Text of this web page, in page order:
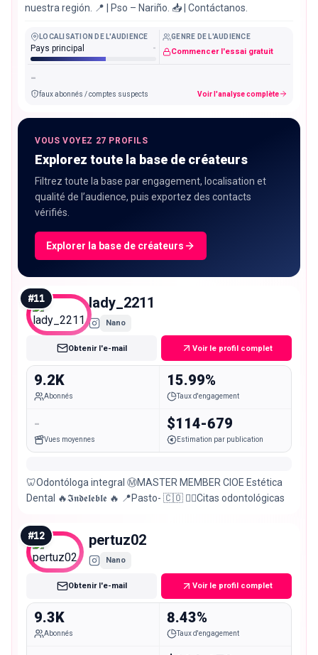
nuestra región. 📍 | Pso – Nariño. 📥 | Contáctanos.
LOCALISATION DE L'AUDIENCE
Pays principal -
GENRE DE L'AUDIENCE
Commencer l'essai gratuit
-
faux abonnés / comptes suspects Voir l'analyse complète
VOUS VOYEZ 27 PROFILS
Explorez toute la base de créateurs
Filtrez toute la base par engagement, localisation et
qualité de l’audience, puis exportez des contacts
vérifiés.
Explorer la base de créateurs
#11 lady_2211
Nano
Obtenir l'e-mail Voir le profil complet
9.2K
Abonnés
15.99%
Taux d'engagement
-
Vues moyennes
$114-679
Estimation par publication
🦷Odontóloga integral Ⓜ️MASTER MEMBER CIOE Estética
Dental 🔥𝕴𝖓𝖉𝖊𝖑𝖊𝖇𝖑𝖊 🔥 📍Pasto- 🇨🇴 👇🏻Citas odontológicas
#12 pertuz02
Nano
Obtenir l'e-mail Voir le profil complet
9.3K
Abonnés
8.43%
Taux d'engagement